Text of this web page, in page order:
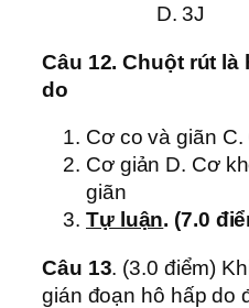
D. 3J
Câu 12. Chuột rút
do
Cơ co và giãn
Cơ giản D. Cơ
giãn
Tự luận. (7.0
Câu 13. (3.0 điểm)
gián đoạn hô hấp do